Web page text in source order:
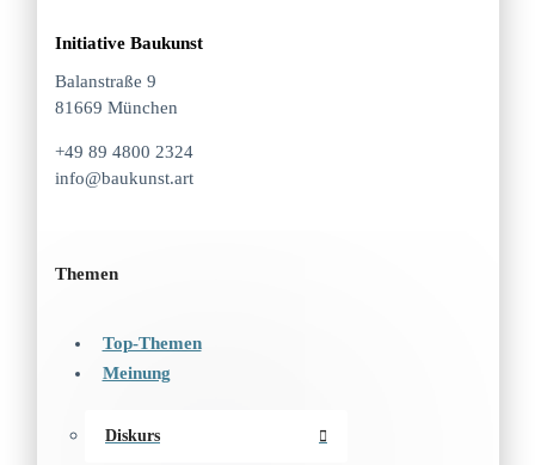
Initiative Baukunst
Balanstraße 9
81669 München
+49 89 4800 2324
info@baukunst.art
Themen
Top-Themen
Meinung
Diskurs